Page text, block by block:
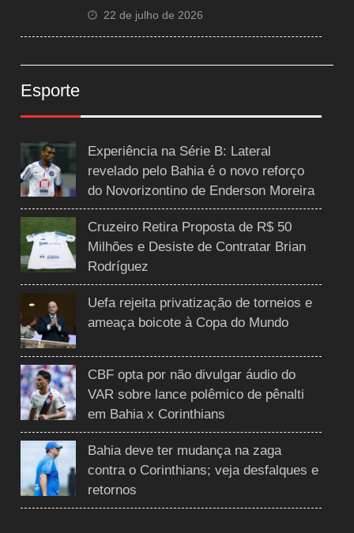
22 de julho de 2026
Esporte
Experiência na Série B: Lateral
revelado pelo Bahia é o novo reforço
do Novorizontino de Enderson Moreira
Cruzeiro Retira Proposta de R$ 50
Milhões e Desiste de Contratar Brian
Rodríguez
Uefa rejeita privatização de torneios e
ameaça boicote à Copa do Mundo
CBF opta por não divulgar áudio do
VAR sobre lance polêmico de pênalti
em Bahia x Corinthians
Bahia deve ter mudança na zaga
contra o Corinthians; veja desfalques e
retornos